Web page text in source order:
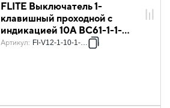
FLITE Выключатель 1-
клавишный проходной с
индикацией 10А ВС61-1-1-
ФлМ маренго IEK
Артикул: FI-V12-1-10-1-K35